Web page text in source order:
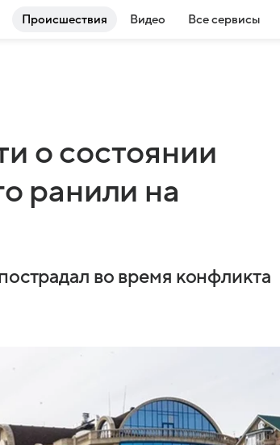
Происшествия Видео Все сервисы
о состоянии
ранили на
во время конфликта